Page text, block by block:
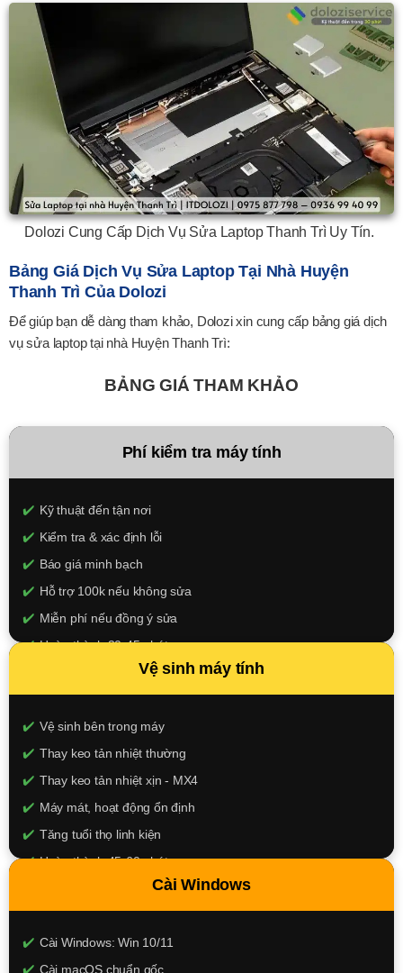
Dolozi Cung Cấp Dịch Vụ Sửa Laptop Thanh Trì Uy Tín.
Bảng Giá Dịch Vụ Sửa Laptop Tại Nhà Huyện
Thanh Trì Của Dolozi
Để giúp bạn dễ dàng tham khảo, Dolozi xin cung cấp bảng giá dịch
vụ sửa laptop tại nhà Huyện Thanh Trì:
BẢNG GIÁ THAM KHẢO
Phí kiểm tra máy tính
Kỹ thuật đến tận nơi
Kiểm tra & xác định lỗi
Báo giá minh bạch
Hỗ trợ 100k nếu không sửa
Miễn phí nếu đồng ý sửa
Hoàn thành 30-45 phút
100.000đ
Vệ sinh máy tính
Vệ sinh bên trong máy
Thay keo tản nhiệt thường
Thay keo tản nhiệt xịn - MX4
Máy mát, hoạt động ổn định
Tăng tuổi thọ linh kiện
Hoàn thành 45-60 phút
150k - 250k
XEM CHI TIẾT
Cài Windows
Cài Windows: Win 10/11
Cài macOS chuẩn gốc